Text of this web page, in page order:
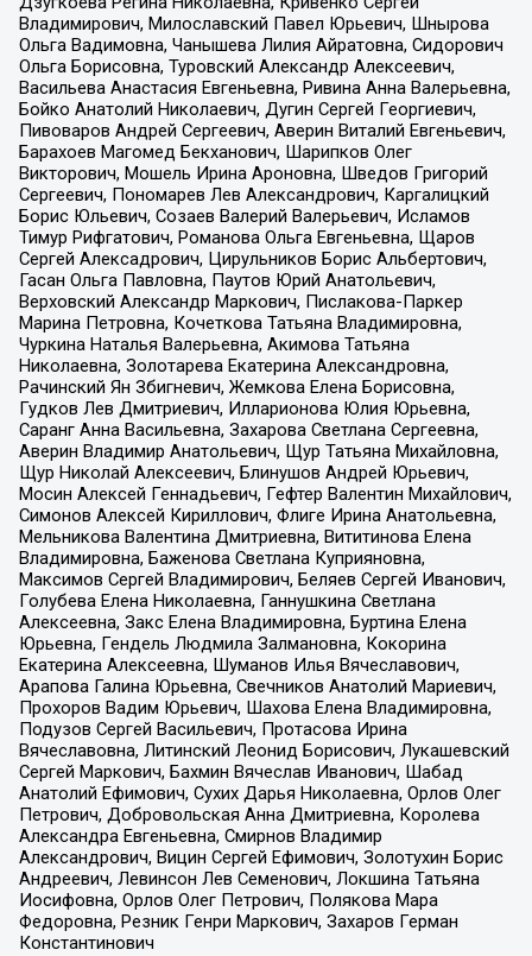
Владимирович, Милославский Павел Юрьевич, Шнырова
Ольга Вадимовна, Чанышева Лилия Айратовна, Сидорович
Ольга Борисовна, Туровский Александр Алексеевич,
Васильева Анастасия Евгеньевна, Ривина Анна Валерьевна,
Бойко Анатолий Николаевич, Дугин Сергей Георгиевич,
Пивоваров Андрей Сергеевич, Аверин Виталий Евгеньевич,
Барахоев Магомед Бекханович, Шарипков Олег
Викторович, Мошель Ирина Ароновна, Шведов Григорий
Сергеевич, Пономарев Лев Александрович, Каргалицкий
Борис Юльевич, Созаев Валерий Валерьевич, Исламов
Тимур Рифгатович, Романова Ольга Евгеньевна, Щаров
Сергей Алексадрович, Цирульников Борис Альбертович,
Гасан Ольга Павловна, Паутов Юрий Анатольевич,
Верховский Александр Маркович, Пислакова-Паркер
Марина Петровна, Кочеткова Татьяна Владимировна,
Чуркина Наталья Валерьевна, Акимова Татьяна
Николаевна, Золотарева Екатерина Александровна,
Рачинский Ян Збигневич, Жемкова Елена Борисовна,
Гудков Лев Дмитриевич, Илларионова Юлия Юрьевна,
Саранг Анна Васильевна, Захарова Светлана Сергеевна,
Аверин Владимир Анатольевич, Щур Татьяна Михайловна,
Щур Николай Алексеевич, Блинушов Андрей Юрьевич,
Мосин Алексей Геннадьевич, Гефтер Валентин Михайлович,
Симонов Алексей Кириллович, Флиге Ирина Анатольевна,
Мельникова Валентина Дмитриевна, Вититинова Елена
Владимировна, Баженова Светлана Куприяновна,
Максимов Сергей Владимирович, Беляев Сергей Иванович,
Голубева Елена Николаевна, Ганнушкина Светлана
Алексеевна, Закс Елена Владимировна, Буртина Елена
Юрьевна, Гендель Людмила Залмановна, Кокорина
Екатерина Алексеевна, Шуманов Илья Вячеславович,
Арапова Галина Юрьевна, Свечников Анатолий Мариевич,
Прохоров Вадим Юрьевич, Шахова Елена Владимировна,
Подузов Сергей Васильевич, Протасова Ирина
Вячеславовна, Литинский Леонид Борисович, Лукашевский
Сергей Маркович, Бахмин Вячеслав Иванович, Шабад
Анатолий Ефимович, Сухих Дарья Николаевна, Орлов Олег
Петрович, Добровольская Анна Дмитриевна, Королева
Александра Евгеньевна, Смирнов Владимир
Александрович, Вицин Сергей Ефимович, Золотухин Борис
Андреевич, Левинсон Лев Семенович, Локшина Татьяна
Иосифовна, Орлов Олег Петрович, Полякова Мара
Федоровна, Резник Генри Маркович, Захаров Герман
Константинович